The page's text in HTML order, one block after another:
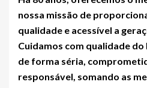
nossa missão de
qualidade e acessível a
Cuidamos com qualidade
de forma séria,
responsável, somando as